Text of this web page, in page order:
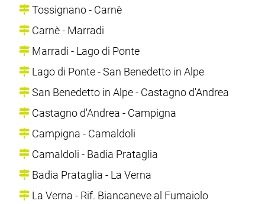
Tossignano - Carnè
Carnè - Marradi
Marradi - Lago di Ponte
Lago di Ponte - San Benedetto in Alpe
San Benedetto in Alpe - Castagno d'Andrea
Castagno d'Andrea - Campigna
Campigna - Camaldoli
Camaldoli - Badia Prataglia
Badia Prataglia - La Verna
La Verna - Rif. Biancaneve al Fumaiolo